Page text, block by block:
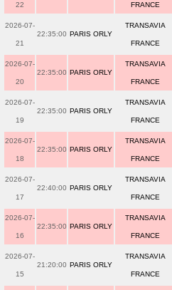
22 FRANCE
2026-07-
21
22:35:00 PARIS ORLY
TRANSAVIA
FRANCE
2026-07-
20
22:35:00 PARIS ORLY
TRANSAVIA
FRANCE
2026-07-
19
22:35:00 PARIS ORLY
TRANSAVIA
FRANCE
2026-07-
18
22:35:00 PARIS ORLY
TRANSAVIA
FRANCE
2026-07-
17
22:40:00 PARIS ORLY
TRANSAVIA
FRANCE
2026-07-
16
22:35:00 PARIS ORLY
TRANSAVIA
FRANCE
2026-07-
15
21:20:00 PARIS ORLY
TRANSAVIA
FRANCE